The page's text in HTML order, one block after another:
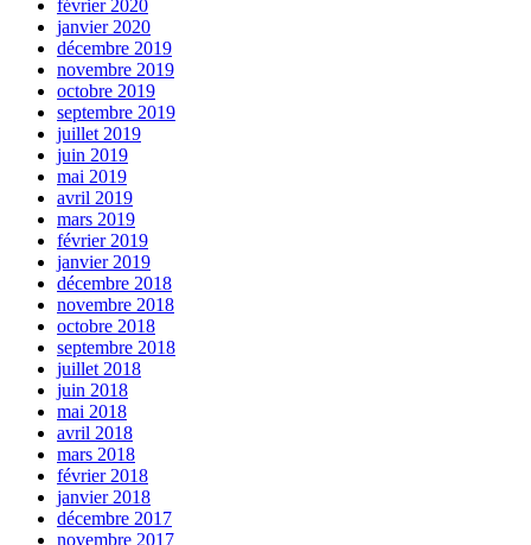
février 2020
janvier 2020
décembre 2019
novembre 2019
octobre 2019
septembre 2019
juillet 2019
juin 2019
mai 2019
avril 2019
mars 2019
février 2019
janvier 2019
décembre 2018
novembre 2018
octobre 2018
septembre 2018
juillet 2018
juin 2018
mai 2018
avril 2018
mars 2018
février 2018
janvier 2018
décembre 2017
novembre 2017